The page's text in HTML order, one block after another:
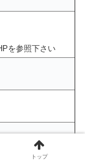
を参照下さい
トップ